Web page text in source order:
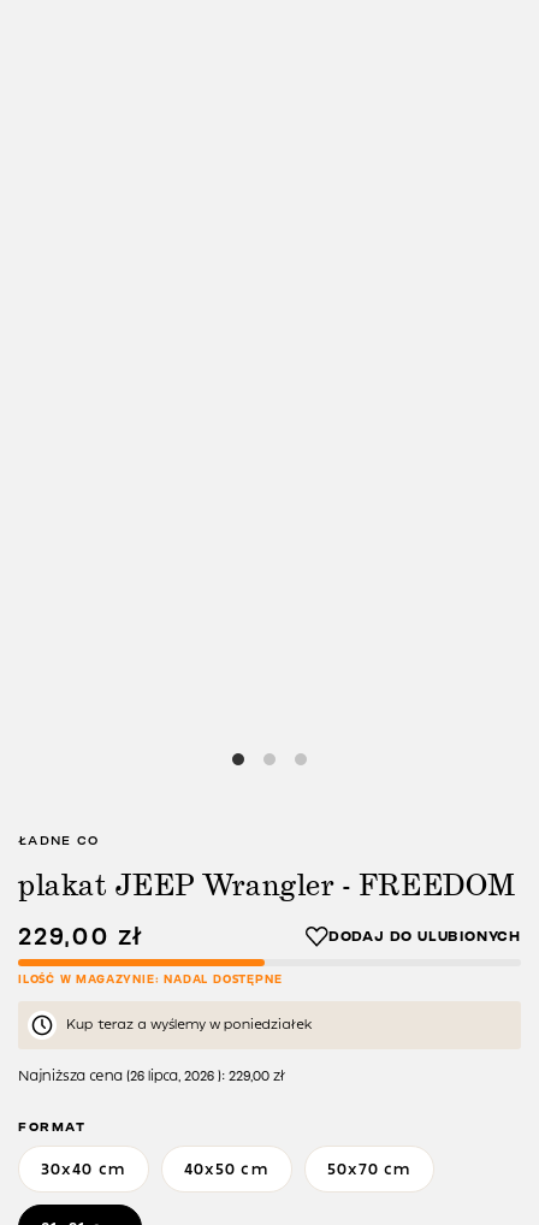
ŁADNE CO
plakat JEEP Wrangler - FREEDOM
229,00 zł
ILOŚĆ W MAGAZYNIE: NADAL DOSTĘPNE
Kup teraz a wyślemy w poniedziałek
Najniższa cena (26 lipca, 2026 ): 229,00 zł
FORMAT
30x40 cm 40x50 cm 50x70 cm